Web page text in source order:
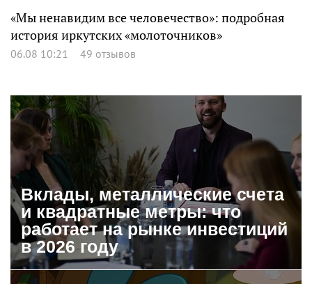
«Мы ненавидим все человечество»: подробная
история иркутских «молоточников»
06.08 10:21 49 отзывов
Вклады, металлические счета
и квадратные метры: что
работает на рынке инвестиций
в 2026 году